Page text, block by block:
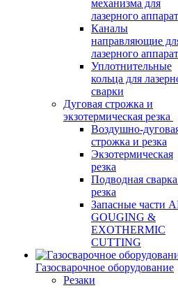
механизма для
лазерного
Каналы
направляющие
лазерного
Уплотнительные
кольца для
сварки
Дуговая строжка и
экзотермическая резка
Воздушно-
строжка и резка
Экзотермическая
резка
Подводная
резка
Запасные части
GOUGING &
EXOTHERMIC
CUTTING
Газосварочное оборудование
Резаки